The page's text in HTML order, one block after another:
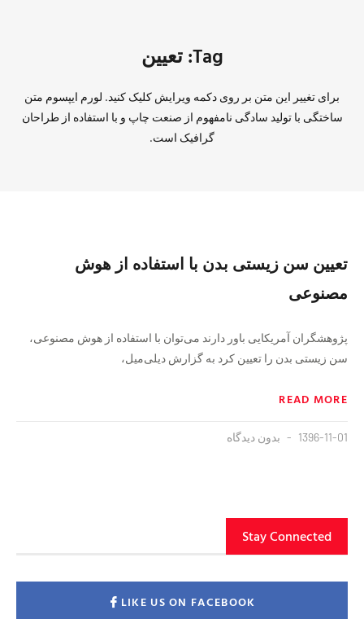
Tag: تعیین
برای تغییر این متن بر روی دکمه ویرایش کلیک کنید. لورم ایپسوم متن
ساختگی با تولید سادگی نامفهوم از صنعت چاپ و با استفاده از طراحان
گرافیک است.
تعیین سن زیستی بدن با استفاده از هوش
مصنوعی
پژوهشگران آمریکایی باور دارند می‌توان با استفاده از هوش مصنوعی،
سن زیستی بدن را تعیین کرد به گزارش دیلی‌میل،
READ MORE
1396-11-01 بدون دیدگاه
Stay Connected
LIKE US ON FACEBOOK